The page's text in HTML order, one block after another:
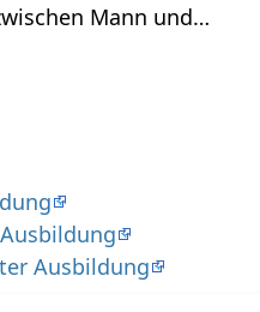
Mann und…
Ausbildung